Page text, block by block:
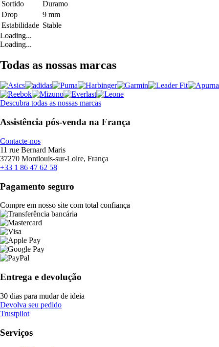
Sortido
Duramo
Drop
9 mm
Estabilidade Stable
Loading...
Loading...
Todas as nossas marcas
Descubra todas as nossas marcas
Assistência pós-venda na França
Contacte-nos
11 rue Bernard Maris
37270 Montlouis-sur-Loire, França
+33 1 86 47 62 58
Pagamento seguro
Compre em nosso site com total confiança
Entrega e devolução
30 dias para mudar de ideia
Devolva seu pedido
Trustpilot
Serviços